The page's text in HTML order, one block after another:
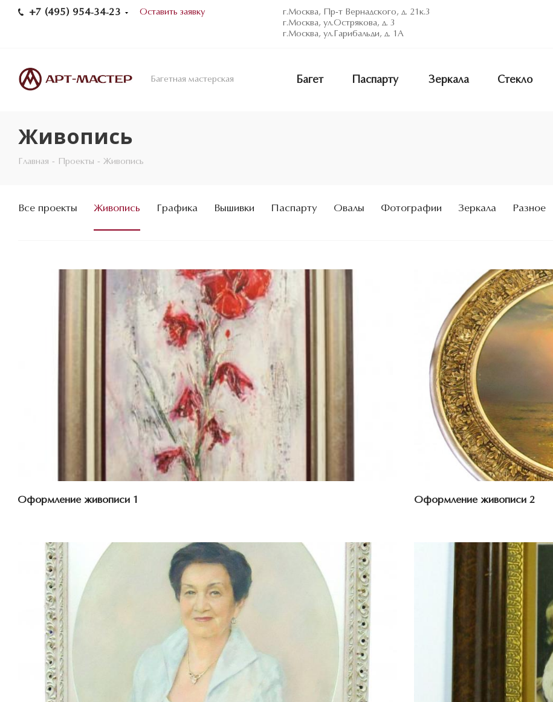
+7 (495) 954-34-23 Оставить заявку
г.Москва, Пр-т Вернадского, д. 21к.3
г.Москва, ул.Острякова, д. 3
г.Москва, ул.Гарибальди, д. 1А
Багетная мастерская Багет Паспарту Зеркала Стекло
Живопись
Главная - Проекты - Живопись
Все проекты Живопись Графика Вышивки Паспарту Овалы Фотографии Зеркала Разное
Смотреть проект
Оформление живописи 1 Оформление живописи 2
Смотреть проект